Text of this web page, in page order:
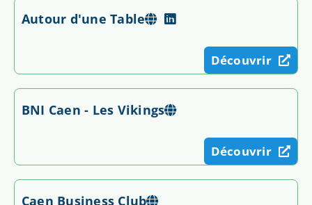
Autour d'une Table
Découvrir
BNI Caen - Les Vikings
Découvrir
Caen Business Club